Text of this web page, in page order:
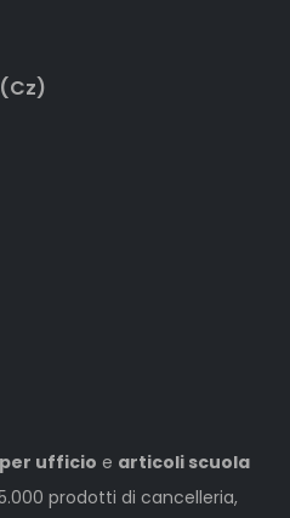
ufficio e articoli scuola
prodotti di cancelleria,